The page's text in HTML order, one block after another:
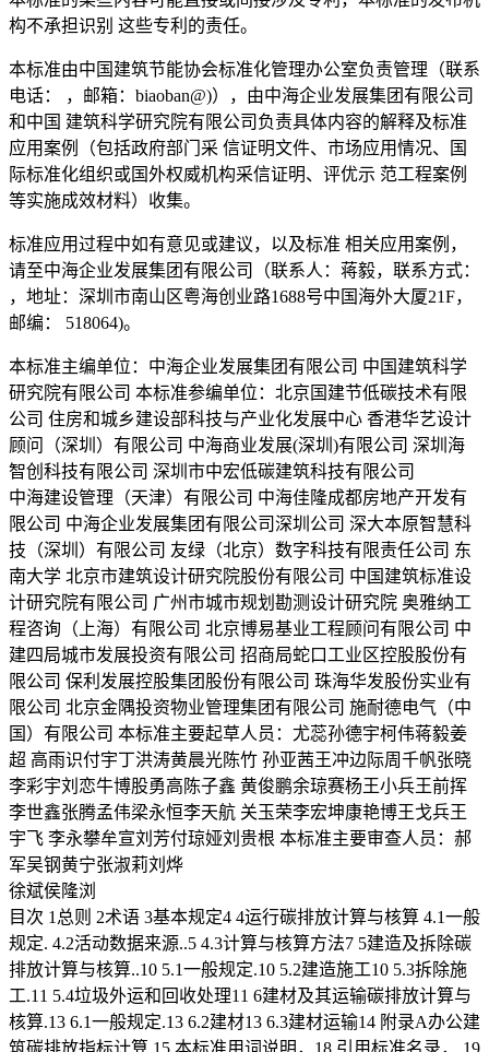
构不承担识别 这些专利的责任。
本标准由中国建筑节能协会标准化管理办公室负责管理（联系
电话： ，邮箱：biaoban@)），由中海企业发展集团有限公司
和中国 建筑科学研究院有限公司负责具体内容的解释及标准
应用案例（包括政府部门采 信证明文件、市场应用情况、国
际标准化组织或国外权威机构采信证明、评优示 范工程案例
等实施成效材料）收集。
标准应用过程中如有意见或建议，以及标准 相关应用案例，
请至中海企业发展集团有限公司（联系人：蒋毅，联系方式：
，地址：深圳市南山区粤海创业路1688号中国海外大厦21F，
邮编： 518064)。
本标准主编单位：中海企业发展集团有限公司 中国建筑科学
研究院有限公司 本标准参编单位：北京国建节低碳技术有限
公司 住房和城乡建设部科技与产业化发展中心 香港华艺设计
顾问（深圳）有限公司 中海商业发展(深圳)有限公司 深圳海
智创科技有限公司 深圳市中宏低碳建筑科技有限公司
中海建设管理（天津）有限公司 中海佳隆成都房地产开发有
限公司 中海企业发展集团有限公司深圳公司 深大本原智慧科
技（深圳）有限公司 友绿（北京）数字科技有限责任公司 东
南大学 北京市建筑设计研究院股份有限公司 中国建筑标准设
计研究院有限公司 广州市城市规划勘测设计研究院 奥雅纳工
程咨询（上海）有限公司 北京博易基业工程顾问有限公司 中
建四局城市发展投资有限公司 招商局蛇口工业区控股股份有
限公司 保利发展控股集团股份有限公司 珠海华发股份实业有
限公司 北京金隅投资物业管理集团有限公司 施耐德电气（中
国）有限公司 本标准主要起草人员：尤蕊孙德宇柯伟蒋毅姜
超 高雨识付宇丁洪涛黄晨光陈竹 孙亚茜王冲边际周千帆张晓
李彩宇刘恋牛博股勇高陈子鑫 黄俊鹏余琼赛杨王小兵王前挥
李世鑫张腾孟伟梁永恒李天航 关玉荣李宏坤康艳博王戈兵王
宇飞 李永攀牟宣刘芳付琼娅刘贵根 本标准主要审查人员：郝
军吴钢黄宁张淑莉刘烨
徐斌侯隆浏
目次 1总则 2术语 3基本规定4 4运行碳排放计算与核算 4.1一般
规定. 4.2活动数据来源..5 4.3计算与核算方法7 5建造及拆除碳
排放计算与核算..10 5.1一般规定.10 5.2建造施工10 5.3拆除施
工.11 5.4垃圾外运和回收处理11 6建材及其运输碳排放计算与
核算.13 6.1一般规定.13 6.2建材13 6.3建材运输14 附录A办公建